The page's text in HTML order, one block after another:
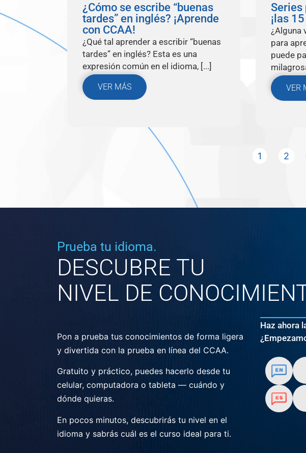
¿Cómo se escribe “buenas
tardes” en inglés? ¡Aprende
con CCAA!
¿Qué tal aprender a escribir “buenas
tardes” en inglés? Esta es una
expresión común en el idioma, [...]
VER MÁS
Series
¡las
¿Alguna
para
puede
VER
1 2
Prueba tu idioma.
DESCUBRE TU
NIVEL DE
Pon a prueba tus conocimientos de forma ligera
y divertida con la prueba en línea del CCAA.
Gratuito y práctico, puedes hacerlo desde tu
celular, computadora o tableta — cuándo y
dónde quieras.
En pocos minutos, descubrirás tu nivel en el
idioma y sabrás cuál es el curso ideal para ti.
Haz ahora